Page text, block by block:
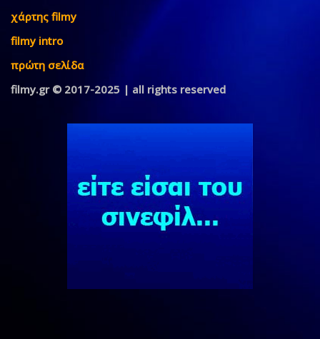
χάρτης filmy
filmy intro
πρώτη σελίδα
filmy.gr © 2017-2025 | all rights reserved